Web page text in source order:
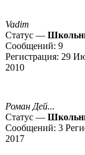
Vadim
Статус —
Сообщений: 9
Регистрация: 29
2010
Роман Дей...
Статус —
Сообщений: 3
2017